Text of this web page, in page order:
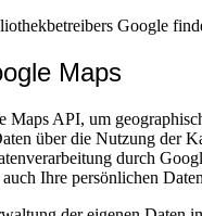
Google
Maps
Maps API, um
über die Nutzung der
durch
Ihre persönlichen